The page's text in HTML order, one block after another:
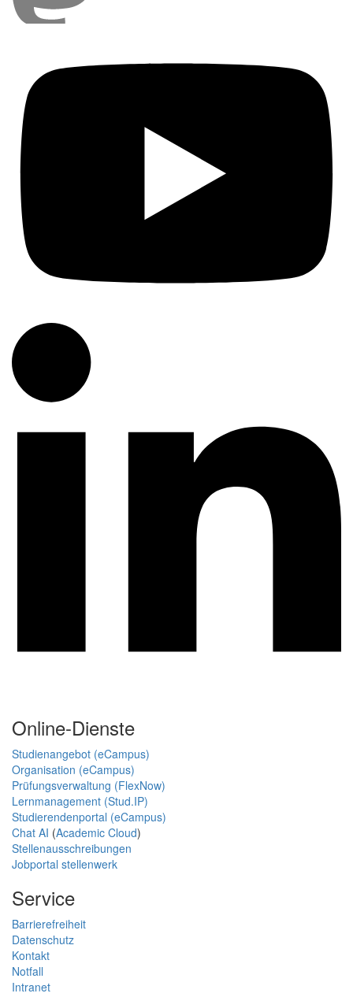
Online-Dienste
Studienangebot (eCampus)
Organisation (eCampus)
Prüfungsverwaltung (FlexNow)
Lernmanagement (Stud.IP)
Studierendenportal (eCampus)
Chat AI (Academic Cloud)
Stellenausschreibungen
Jobportal stellenwerk
Service
Barrierefreiheit
Datenschutz
Kontakt
Notfall
Intranet